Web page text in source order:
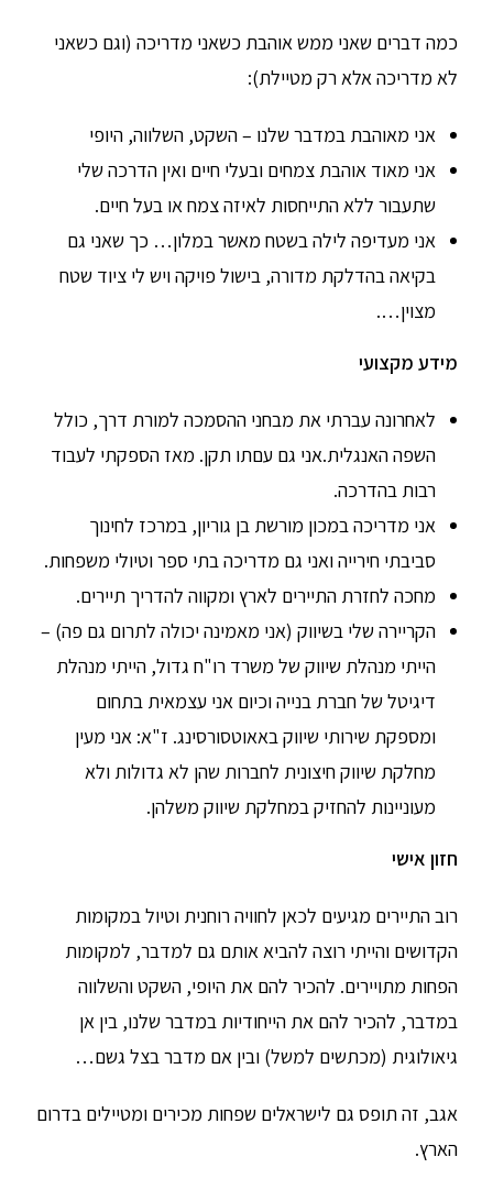
כמה דברים שאני ממש אוהבת כשאני מדריכה (וגם כשאני
לא מדריכה אלא רק מטיילת):
אני מאוהבת במדבר שלנו – השקט, השלווה, היופי
אני מאוד אוהבת צמחים ובעלי חיים ואין הדרכה שלי
שתעבור ללא התייחסות לאיזה צמח או בעל חיים.
אני מעדיפה לילה בשטח מאשר במלון… כך שאני גם
בקיאה בהדלקת מדורה, בישול פויקה ויש לי ציוד שטח
מצוין….
מידע מקצועי
לאחרונה עברתי את מבחני ההסמכה למורת דרך, כולל
השפה האנגלית.אני גם עםתו תקן. מאז הספקתי לעבוד
רבות בהדרכה.
אני מדריכה במכון מורשת בן גוריון, במרכז לחינוך
סביבתי חירייה ואני גם מדריכה בתי ספר וטיולי משפחות.
מחכה לחזרת התיירים לארץ ומקווה להדריך תיירים.
הקריירה שלי בשיווק (אני מאמינה יכולה לתרום גם פה) –
הייתי מנהלת שיווק של משרד רו"ח גדול, הייתי מנהלת
דיגיטל של חברת בנייה וכיום אני עצמאית בתחום
ומספקת שירותי שיווק באאוטסורסינג. ז"א: אני מעין
מחלקת שיווק חיצונית לחברות שהן לא גדולות ולא
מעוניינות להחזיק במחלקת שיווק משלהן.
חזון אישי
רוב התיירים מגיעים לכאן לחוויה רוחנית וטיול במקומות
הקדושים והייתי רוצה להביא אותם גם למדבר, למקומות
הפחות מתויירים. להכיר להם את היופי, השקט והשלווה
במדבר, להכיר להם את הייחודיות במדבר שלנו, בין אן
גיאולוגית (מכתשים למשל) ובין אם מדבר בצל גשם…
אגב, זה תופס גם לישראלים שפחות מכירים ומטיילים בדרום
הארץ.